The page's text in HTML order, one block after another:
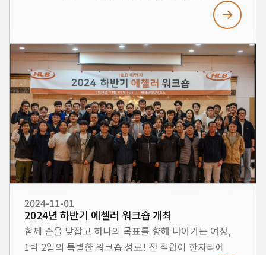
꾸준히 참여해오며, 임직원 간의 소통과 건강 증진을
위한 활동을 이어오고 있습니다. 2025년에도 HLB
Marine Business Group 내 네트워킹 강화와 시너지
창출을 위한 노력의 일환으로, 임직원과 가족이 함께
대회에 참여했습니다. 마라톤을 준비하며 매주 워밍업
활동을 진행해 팀워크를 다졌고, 대회 당일에는 만개한
벚꽃 아래 경주의 아름다움을 함께 누리며 뜻깊은
시간을 보냈습니다. 이번 대회를 통해 우리는 건강과
웰빙을 증진하는 것은 물론, 도전, 창조, 협력이라는
HLB ENG의 핵심 가치를 몸소 실천했습니다. 앞으로도
HLB ENG는 지속적인 성장과 함께 임직원 모두의
행복을 위한 다양한 활동을 이어나가겠습니다. 많은
응원 부탁드립니다! #HLBENG #벚꽃마라톤 #
건강한조직문화 #MarineBusinessGroup
#Teamwork #경주벚꽃
2024-11-01
2024년 하반기 에첼러 워크숍 개최
함께 손을 맞잡고 하나의 목표를 향해 나아가는 여정,
1박 2일의 특별한 워크숍 성료! 전 직원이 한자리에